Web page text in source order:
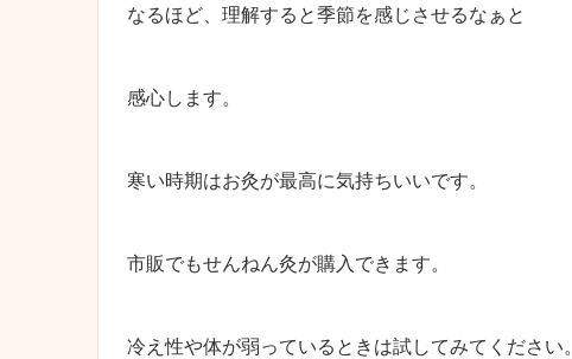
なるほど、理解すると季節を感じさせるなぁと
感心します。
寒い時期はお灸が最高に気持ちいいです。
市販でもせんねん灸が購入できます。
冷え性や体が弱っているときは試してみてください。